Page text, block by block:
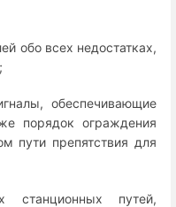
обо всех недостатках,
обеспечивающие
порядок ограждения
пути препятствия для
станционных путей,